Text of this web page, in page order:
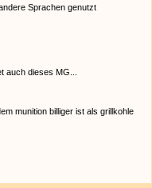
Sprachen genutzt
auch dieses MG...
munition billiger ist als grillkohle